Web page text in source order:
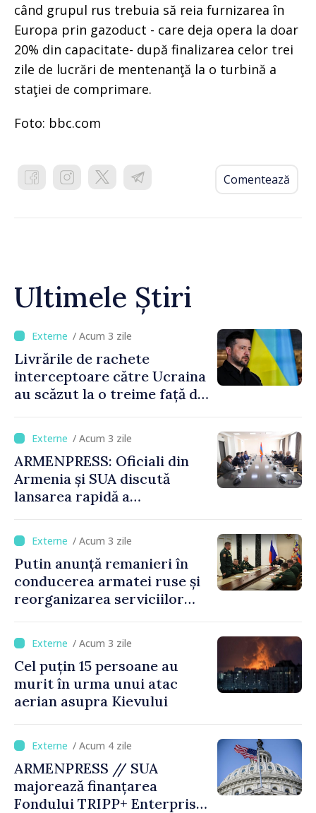
când grupul rus trebuia să reia furnizarea în
Europa prin gazoduct - care deja opera la doar
20% din capacitate- după finalizarea celor trei
zile de lucrări de mentenanţă la o turbină a
staţiei de comprimare.
Foto: bbc.com
Comentează
Ultimele Știri
/ Acum 3 zile
Livrările de rachete
interceptoare către Ucraina
au scăzut la o treime față de
/ Acum 3 zile
ARMENPRESS: Oficiali din
Armenia și SUA discută
lansarea rapidă a
/ Acum 3 zile
Putin anunță remanieri în
conducerea armatei ruse și
reorganizarea serviciilor
/ Acum 3 zile
Cel puțin 15 persoane au
murit în urma unui atac
aerian asupra Kievului
/ Acum 4 zile
ARMENPRESS // SUA
majorează finanțarea
Fondului TRIPP+ Enterprise